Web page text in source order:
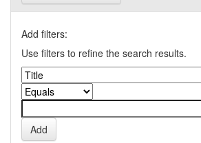
Add filters:
Use filters to refine the search results.